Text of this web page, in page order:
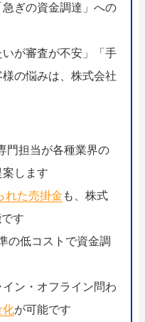
ぎの資金調達」への
いが審査が不安」「手
の悩みは、株式会社
門担当が各種業界の
します
れた売掛金 も、株式
す
の低コストで資金調
ン・オフライン問わ
化が可能です